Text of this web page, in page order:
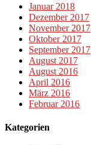
Januar 2018
Dezember 2017
November 2017
Oktober 2017
September 2017
August 2017
August 2016
April 2016
März 2016
Februar 2016
Kategorien